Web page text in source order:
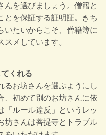
んを選びましょう。僧籍と
とを保証する証明証。きち
いたいからこそ、僧籍簿に
メしています。
くれる
るお坊さんを選ぶようにし
、初めて別のお坊さんに依
「ルール違反」というレッ
坊さんは菩提寺とトラブル